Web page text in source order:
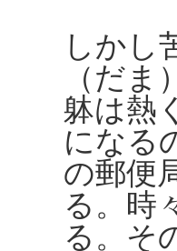
しかし
（だ
躰は熱
になる
の郵便
る。時
る。そ